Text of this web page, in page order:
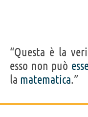
“Questa è la
esso non può
la matematica.”